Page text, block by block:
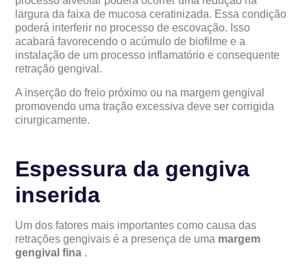
largura da faixa de mucosa ceratinizada. Essa condição
poderá interferir no processo de escovação. Isso
acabará favorecendo o acúmulo de biofilme e a
instalação de um processo inflamatório e consequente
retração gengival.
A inserção do freio próximo ou na margem gengival
promovendo uma tração excessiva deve ser corrigida
cirurgicamente.
Espessura da gengiva
inserida
Um dos fatores mais importantes como causa das
retrações gengivais é a presença de uma margem
gengival fina .